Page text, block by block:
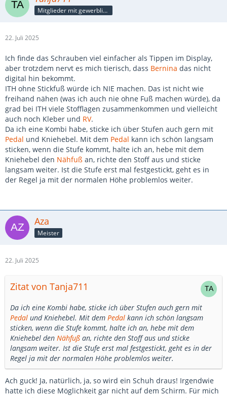
Mitglieder mit gewerblicher Verbindung, auch als Mitarbeiter/in
22. Juli 2025
Ich finde das Schrauben viel einfacher als Tippen im Display,
aber trotzdem nervt es mich tierisch, dass Bernina das nicht
digital hin bekommt.
ITH ohne Stickfuß würde ich NIE machen. Das ist nicht wie
freihand nähen (was ich auch nie ohne Fuß machen würde), da
grad bei ITH viele Stofflagen zusammenkommen und vielleicht
auch noch Kleber und RV.
Da ich eine Kombi habe, sticke ich über Stufen auch gern mit
Pedal und Kniehebel. Mit dem Pedal kann ich schön langsam
sticken, wenn die Stufe kommt, halte ich an, hebe mit dem
Kniehebel den Nähfuß an, richte den Stoff aus und sticke
langsam weiter. Ist die Stufe erst mal festgestickt, geht es in
der Regel ja mit der normalen Höhe problemlos weiter.
Aza
Meister
22. Juli 2025
Zitat von Tanja711
Da ich eine Kombi habe, sticke ich über Stufen auch gern mit
Pedal und Kniehebel. Mit dem Pedal kann ich schön langsam
sticken, wenn die Stufe kommt, halte ich an, hebe mit dem
Kniehebel den Nähfuß an, richte den Stoff aus und sticke
langsam weiter. Ist die Stufe erst mal festgestickt, geht es in der
Regel ja mit der normalen Höhe problemlos weiter.
Ach guck! Ja, natürlich, ja, so wird ein Schuh draus! Irgendwie
hatte ich diese Möglichkeit gar nicht auf dem Schirm. Für mich